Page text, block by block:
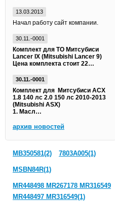
13.03.2013
Начал работу сайт компании.
30.11.-0001
Комплект для ТО Митсубиси
Lancer IX (Mitsubishi Lancer 9)
Цена комплекта стоит 22…
30.11.-0001
Комплект для Митсубиси АСХ
1.8 140 лс 2.0 150 лс 2010-2013
(Mitsubishi ASX)
1. Масл…
архив новостей
MB350581(2) 7803A005(1)
MSBN84R(1)
MR448498 MR267178 MR316549
MR448497 MR316549(1)